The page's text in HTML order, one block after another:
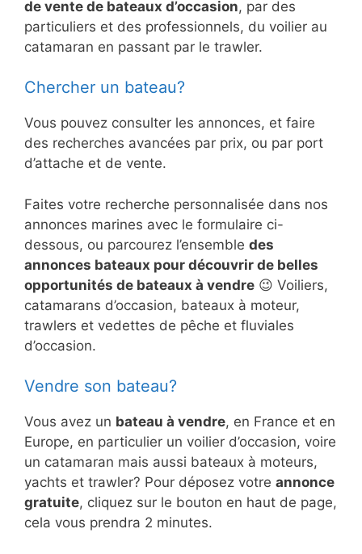
de vente de bateaux d’occasion, par des
particuliers et des professionnels, du voilier au
catamaran en passant par le trawler.
Chercher un bateau?
Vous pouvez consulter les annonces, et faire
des recherches avancées par prix, ou par port
d’attache et de vente.
Faites votre recherche personnalisée dans nos
annonces marines avec le formulaire ci-
dessous, ou parcourez l’ensemble des
annonces bateaux pour découvrir de belles
opportunités de bateaux à vendre 😉 Voiliers,
catamarans d’occasion, bateaux à moteur,
trawlers et vedettes de pêche et fluviales
d’occasion.
Vendre son bateau?
Vous avez un bateau à vendre, en France et en
Europe, en particulier un voilier d’occasion, voire
un catamaran mais aussi bateaux à moteurs,
yachts et trawler? Pour déposez votre annonce
gratuite, cliquez sur le bouton en haut de page,
cela vous prendra 2 minutes.